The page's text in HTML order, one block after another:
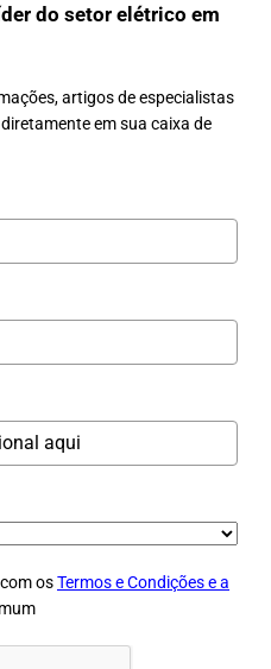
do setor elétrico em
artigos de especialistas
em sua caixa de
osTermos e Condições e a